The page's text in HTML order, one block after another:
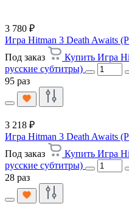
3 780 ₽
Игра Hitman 3 Death Awaits
Под заказ
Купить Игра
русские субтитры)
95 раз
3 218 ₽
Игра Hitman 3 Death Awaits
Под заказ
Купить Игра
русские субтитры)
28 раз